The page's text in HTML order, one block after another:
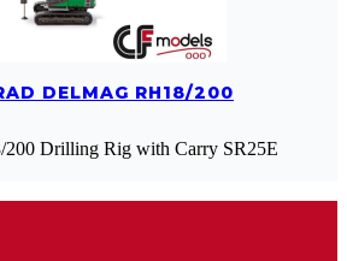
DELMAG RH18/200
Drilling Rig with Carry SR25E